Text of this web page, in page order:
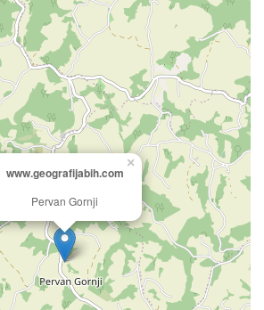
www.geografijabih.com
Pervan Gornji
×